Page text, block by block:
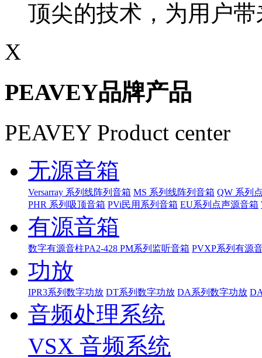
顶尖的技术，为用户
X
PEAVEY品牌产品
PEAVEY Product center
无源音箱
Versarray 系列线阵列音箱 MS 系列线阵列音箱 QW 系列
PHR 系列吸顶音箱 PVi民用系列音箱 EU系列点声源音箱
有源音箱
数字有源音柱PA2-428 PM系列监听音箱 PVXP系列有源
功放
IPR3系列数字功放 DT系列数字功放 DA系列数字功放
音频处理系统
VSX 音频系统